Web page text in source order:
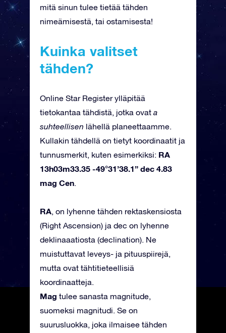
mitä sinun tulee tietää tähden
nimeämisestä, tai ostamisesta!
Kuinka valitset
tähden?
Online Star Register ylläpitää
tietokantaa tähdistä, jotka ovat a
suhteellisen lähellä planeettaamme.
Kullakin tähdellä on tietyt koordinaatit ja
tunnusmerkit, kuten esimerkiksi: RA
13h03m33.35 -49°31’38.1” dec 4.83
mag Cen.
RA, on lyhenne tähden rektaskensiosta
(Right Ascension) ja dec on lyhenne
deklinaaatiosta (declination). Ne
muistuttavat leveys- ja pituuspiirejä,
mutta ovat tähtitieteellisiä
koordinaatteja.
Mag tulee sanasta magnitude,
suomeksi magnitudi. Se on
suurusluokka, joka ilmaisee tähden